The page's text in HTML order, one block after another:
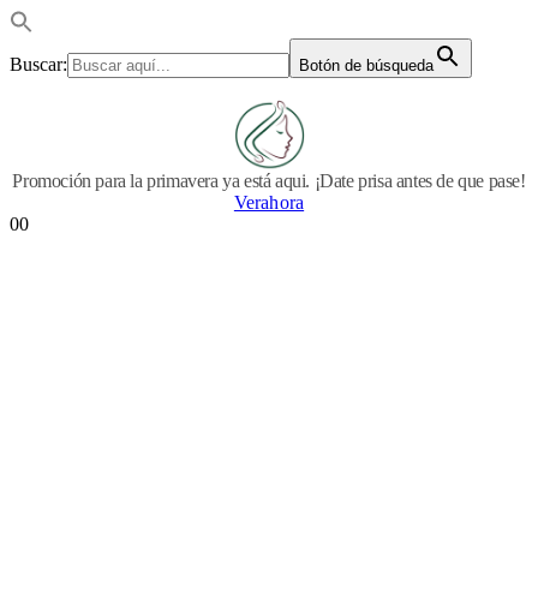
Buscar: Botón de búsqueda
Promoción para la primavera ya está aqui. ¡Date prisa antes de que pase!
Verahora
00